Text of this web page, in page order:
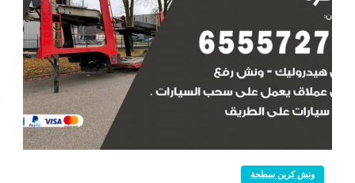
ونش كرين سطحة